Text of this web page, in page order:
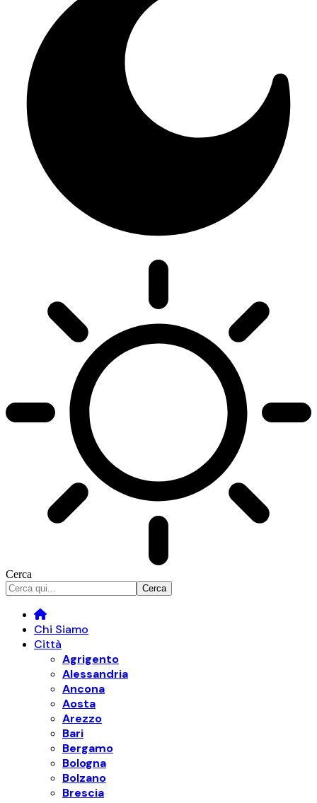
Cerca
Chi Siamo
Città
Agrigento
Alessandria
Ancona
Aosta
Arezzo
Bari
Bergamo
Bologna
Bolzano
Brescia